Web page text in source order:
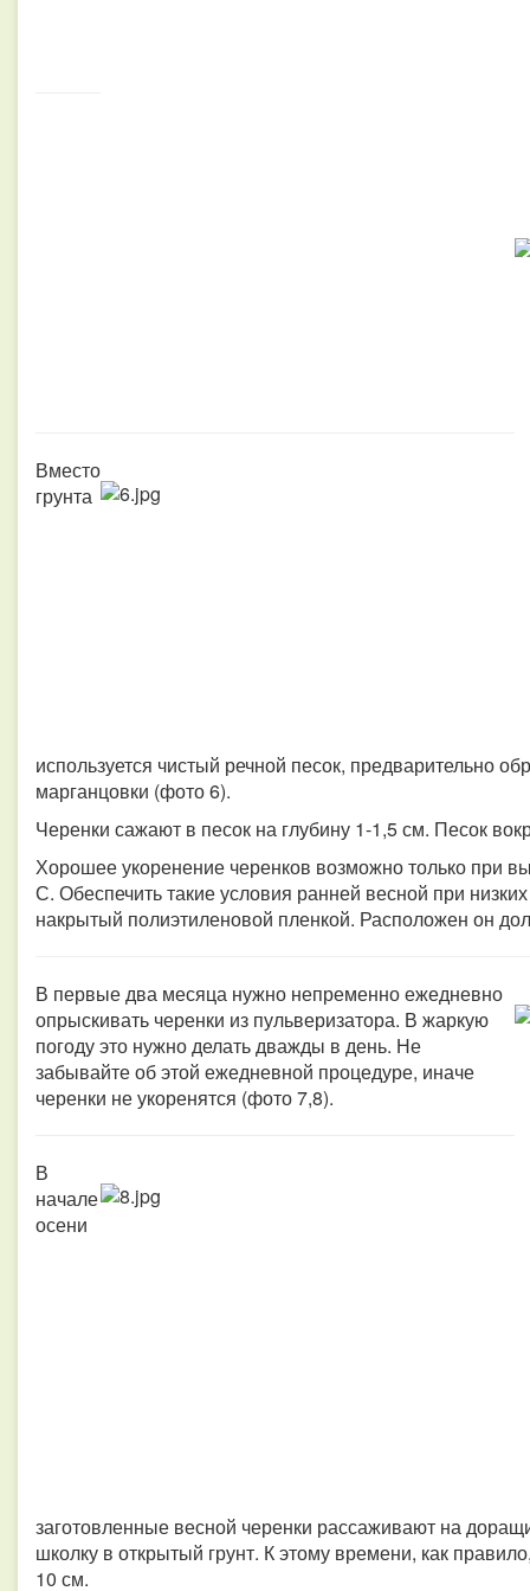
Вместо
грунта
используется чистый речной песок, предварительно
марганцовки (фото 6).
Черенки сажают в песок на глубину 1-1,5 см. Песок
Хорошее укоренение черенков возможно только при
С. Обеспечить такие условия ранней весной при
накрытый полиэтиленовой пленкой. Расположен он
В первые два месяца нужно непременно ежедневно
опрыскивать черенки из пульверизатора. В жаркую
погоду это нужно делать дважды в день. Не
забывайте об этой ежедневной процедуре, иначе
черенки не укоренятся (фото 7,8).
В
начале
осени
заготовленные весной черенки рассаживают на
школку в открытый грунт. К этому времени, как
10 см.